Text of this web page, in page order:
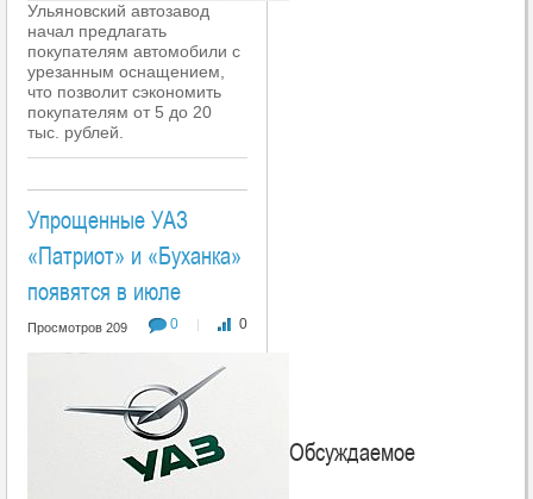
Обсуждаемое
Ульяновский автозавод
начал предлагать
покупателям автомобили с
урезанным оснащением,
что позволит сэкономить
покупателям от 5 до 20
тыс. рублей.
Упрощенные УАЗ
«Патриот» и «Буханка»
появятся в июле
0 | 0
Просмотров 209